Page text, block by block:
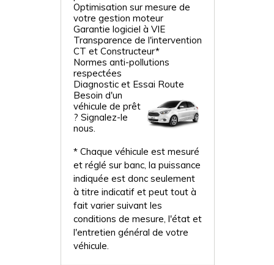
Optimisation sur mesure de
votre gestion moteur
Garantie logiciel à VIE
Transparence de l'intervention
CT et Constructeur*
Normes anti-pollutions
respectées
Diagnostic et Essai Route
Besoin d'un
véhicule de prêt
? Signalez-le
nous.
* Chaque véhicule est mesuré
et réglé sur banc, la puissance
indiquée est donc seulement
à titre indicatif et peut tout à
fait varier suivant les
conditions de mesure, l'état et
l'entretien général de votre
véhicule.